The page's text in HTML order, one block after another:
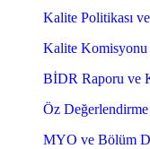
Kalite Politikası
Kalite
BİDR Raporu ve
Öz
MYO ve Bölüm